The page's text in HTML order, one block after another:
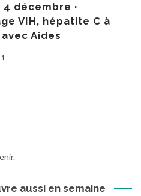
4 décembre ·
VIH, hépatite C à
Aides
aussi en semaine